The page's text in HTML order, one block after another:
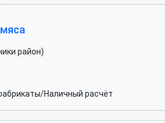
район)
Наличный расчёт